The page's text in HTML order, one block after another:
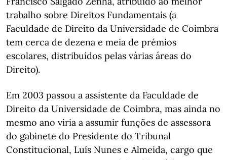
trabalho sobre Direitos Fundamentais (a
Faculdade de Direito da Universidade de Coimbra
tem cerca de dezena e meia de prémios
escolares, distribuídos pelas várias áreas do
Direito).
Em 2003 passou a assistente da Faculdade de
Direito da Universidade de Coimbra, mas ainda no
mesmo ano viria a assumir funções de assessora
do gabinete do Presidente do Tribunal
Constitucional, Luís Nunes e Almeida, cargo que